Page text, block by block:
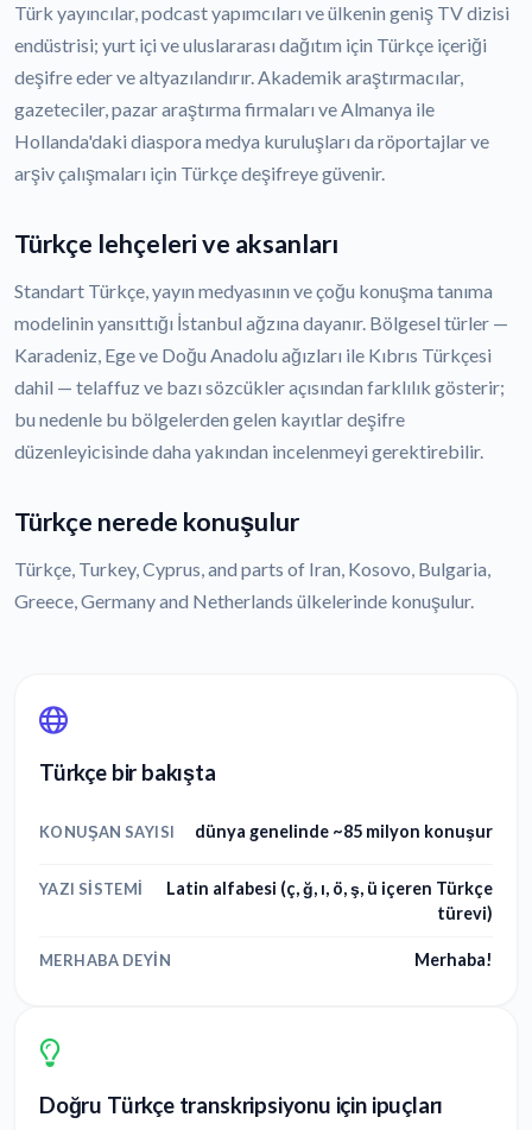
Türk yayıncılar, podcast yapımcıları ve ülkenin geniş TV dizisi
endüstrisi; yurt içi ve uluslararası dağıtım için Türkçe içeriği
deşifre eder ve altyazılandırır. Akademik araştırmacılar,
gazeteciler, pazar araştırma firmaları ve Almanya ile
Hollanda'daki diaspora medya kuruluşları da röportajlar ve
arşiv çalışmaları için Türkçe deşifreye güvenir.
Türkçe lehçeleri ve aksanları
Standart Türkçe, yayın medyasının ve çoğu konuşma tanıma
modelinin yansıttığı İstanbul ağzına dayanır. Bölgesel türler —
Karadeniz, Ege ve Doğu Anadolu ağızları ile Kıbrıs Türkçesi
dahil — telaffuz ve bazı sözcükler açısından farklılık gösterir;
bu nedenle bu bölgelerden gelen kayıtlar deşifre
düzenleyicisinde daha yakından incelenmeyi gerektirebilir.
Türkçe nerede konuşulur
Türkçe, Turkey, Cyprus, and parts of Iran, Kosovo, Bulgaria,
Greece, Germany and Netherlands ülkelerinde konuşulur.
Türkçe bir bakışta
KONUŞAN SAYISI dünya genelinde ~85 milyon konuşur
YAZI SISTEMI
Latin alfabesi (ç, ğ, ı, ö, ş, ü içeren Türkçe
türevi)
MERHABA DEYIN Merhaba!
Doğru Türkçe transkripsiyonu için ipuçları